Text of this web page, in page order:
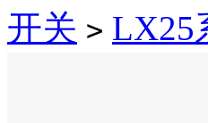
开关 > LX25